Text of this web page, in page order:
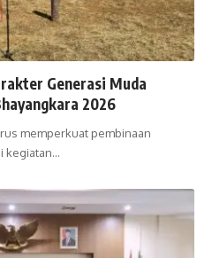
Generasi Muda
2026
memperkuat pembinaan
kegiatan…